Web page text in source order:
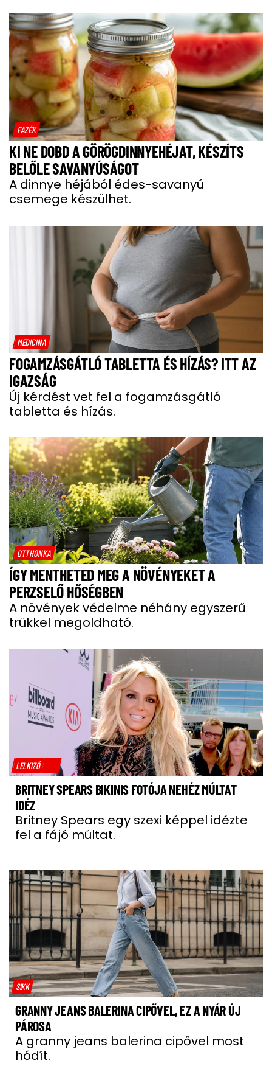
FAZÉK
KI NE DOBD A GÖRÖGDINNYEHÉJAT, KÉSZÍTS
BELŐLE SAVANYÚSÁGOT
A dinnye héjából édes-savanyú
csemege készülhet.
MEDICINA
FOGAMZÁSGÁTLÓ TABLETTA ÉS HÍZÁS? ITT AZ
IGAZSÁG
Új kérdést vet fel a fogamzásgátló
tabletta és hízás.
OTTHONKA
ÍGY MENTHETED MEG A NÖVÉNYEKET A
PERZSELŐ HŐSÉGBEN
A növények védelme néhány egyszerű
trükkel megoldható.
LELKIZŐ
BRITNEY SPEARS BIKINIS FOTÓJA NEHÉZ MÚLTAT
IDÉZ
Britney Spears egy szexi képpel idézte
fel a fájó múltat.
SIKK
GRANNY JEANS BALERINA CIPŐVEL, EZ A NYÁR ÚJ
PÁROSA
A granny jeans balerina cipővel most
hódít.